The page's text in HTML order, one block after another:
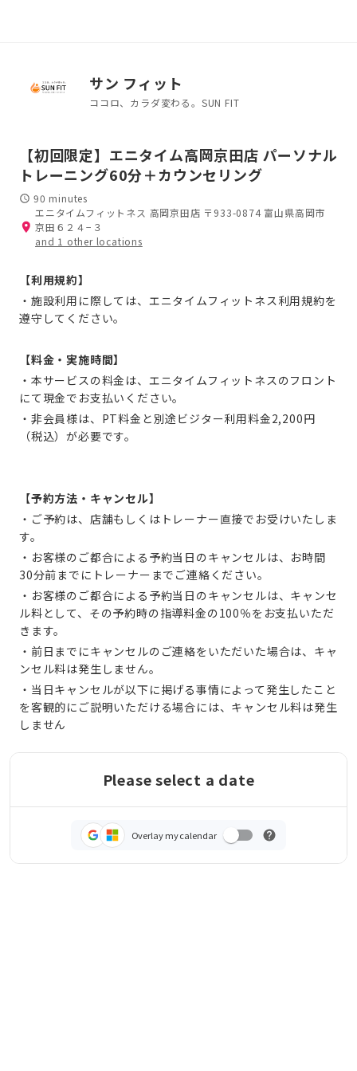
サン フィット
ココロ、カラダ変わる。SUN FIT
【初回限定】エニタイム高岡京田店 パーソナル
トレーニング60分＋カウンセリング
90 minutes
エニタイムフィットネス 高岡京田店 〒933-0874 富山県高岡市
京田６２４−３
and 1 other locations
【利用規約】
・施設利用に際しては、エニタイムフィットネス利用規約を
遵守してください。
【料金・実施時間】
​・本サービスの料金は、エニタイムフィットネスのフロント
にて現金でお支払いください。
・非会員様は、PT料金と別途ビジター利用料金2,200円
（税込）が必要です。
【予約方法・キャンセル】
・ご予約は、店舗もしくはトレーナー直接でお受けいたしま
す。
・お客様のご都合による予約当日のキャンセルは、お時間
30分前までにトレーナーまでご連絡ください。
・お客様のご都合による予約当日のキャンセルは、キャンセ
ル料として、その予約時の指導料金の100％をお支払いただ
きます。
・前日までにキャンセルのご連絡をいただいた場合は、キャ
ンセル料は発生しません。
・当日キャンセルが以下に掲げる事情によって発生したこと
を客観的にご説明いただける場合には、キャンセル料は発生
しません
Please select a date
Overlay my calendar